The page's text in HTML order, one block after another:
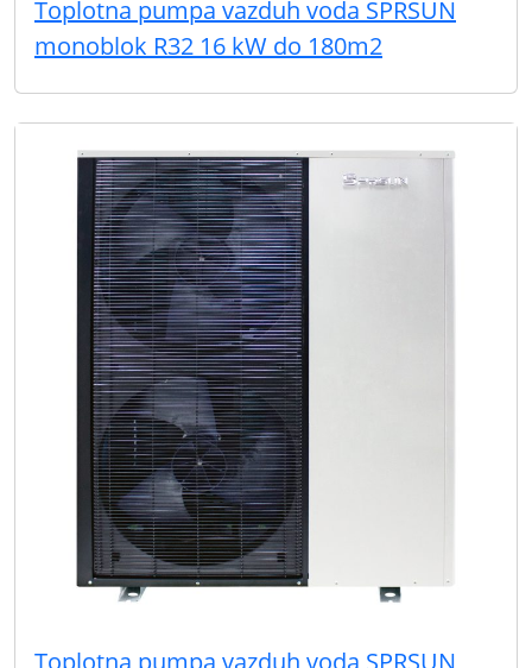
Toplotna pumpa vazduh voda SPRSUN
monoblok R32 16 kW do 180m2
Toplotna pumpa vazduh voda SPRSUN